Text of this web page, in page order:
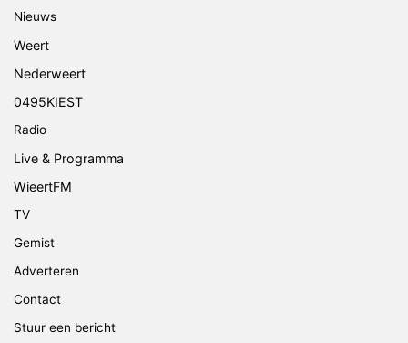
Nieuws
Weert
Nederweert
0495KIEST
Radio
Live & Programma
WieertFM
TV
Gemist
Adverteren
Contact
Stuur een bericht